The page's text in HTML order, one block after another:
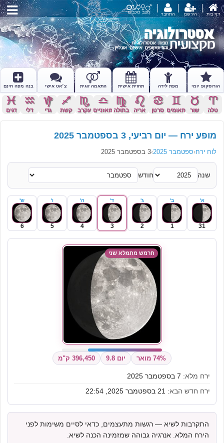
דף בית הירשם התחבר מצב כוכבים
הורוסקופ יומי מפת לידה תחזית אישית התאמה זוגית צ׳אט אישי בנה מפה חינם
a
טלה
s
שור
d
תאומים
f
סרטן
g
אריה
h
בתולה
j
מאזניים
k
עקרב
l
קשת
z
גדי
x
דלי
c
דגים
מופע ירח — יום רביעי, 3 בספטמבר 2025
לוח ירח›ספטמבר 2025 ›3 בספטמבר 2025
שנה חודש
א'
31
ב'
1
ג'
2
ד'
3
ה'
4
ו'
5
ש'
6
חרמש מתמלא שני
74% מואר יום 9.8 396,450 ק"מ
ירח מלא:
ירח חדש הבא:
התקרבות לשיא — רגשות מתעצמים, כדאי לסיים משימות לפני
הירח המלא. אנרגיה גבוהה שמזמינה הכנה לשיא.